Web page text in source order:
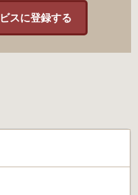
スに登録する